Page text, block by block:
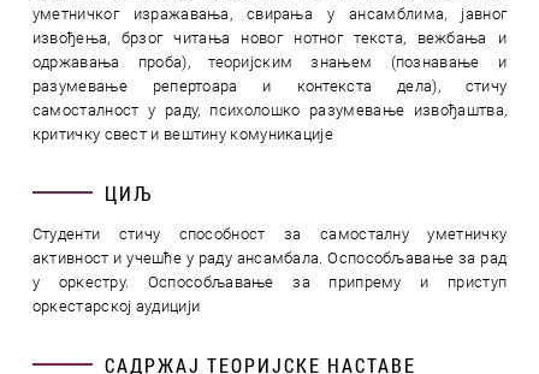
уметничког изражавања, свирања у ансамблима, јавног
извођења, брзог читања новог нотног текста, вежбања и
одржавања проба), теоријским знањем (познавање и
разумевање репертоара и контекста дела), стичу
самосталност у раду, психолошко разумевање извођаштва,
критичку свест и вештину комуникације
ЦИЉ
Студенти стичу способност за самосталну уметничку
активност и учешће у раду ансамбала. Оспособљавање за рад
у оркестру. Оспособљавање за припрему и приступ
оркестарској аудицији
САДРЖАЈ ТЕОРИЈСКЕ НАСТАВЕ